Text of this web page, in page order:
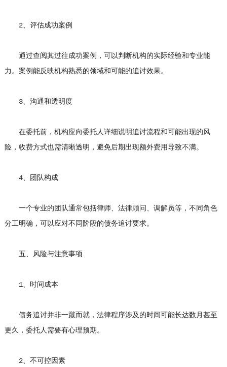
2、评估成功案例
通过查阅其过往成功案例，可以判断机构的实际经验和专业能
力。案例能反映机构熟悉的领域和可能的追讨效果。
3、沟通和透明度
在委托前，机构应向委托人详细说明追讨流程和可能出现的风
险，收费方式也需清晰透明，避免后期出现额外费用导致不满。
4、团队构成
一个专业的团队通常包括律师、法律顾问、调解员等，不同角色
分工明确，可以应对不同阶段的债务追讨要求。
五、风险与注意事项
1、时间成本
债务追讨并非一蹴而就，法律程序涉及的时间可能长达数月甚至
更久，委托人需要有心理预期。
2、不可控因素